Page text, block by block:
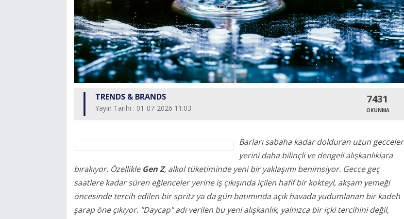
TRENDS & BRANDS
Yayın Tarihi : 01-07-2026 11:03
7431
OKUNMA
Barları sabaha kadar dolduran uzun gecceler
yerini daha bilinçli ve dengeli alışkanlıklara
bırakıyor. Özellikle Gen Z, alkol tüketiminde yeni bir yaklaşımı benimsiyor. Gecce geç
saatlere kadar süren eğlenceler yerine iş çıkışında içilen hafif bir kokteyl, akşam yemeği
öncesinde tercih edilen bir spritz ya da gün batımında açık havada yudumlanan bir kadeh
şarap öne çıkıyor. "Daycap" adı verilen bu yeni alışkanlık, yalnızca bir içki tercihini değil,